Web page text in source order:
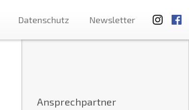
Datenschutz Newsletter
Ansprechpartner